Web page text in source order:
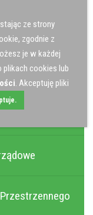
ze strony
zgodnie z
je w każdej
plikach cookies lub
. Akceptuję pliki